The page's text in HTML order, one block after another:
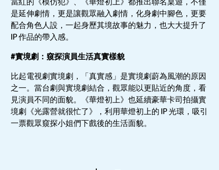
當紅的《模仿犯》、《華燈初上》都推出聯名桌遊，不僅
是延伸劇情，更是讓觀眾融入劇情，化身劇中腳色，更要
配合角色人設，一起身歷其境故事的魅力，也大大提升了
IP 作品的帶入感。
#實境劇：窺探演員生活真實樣貌
比起電視劇實境劇，「真實感」是實境劇蔚為風潮的原因
之一。當台劇與實境劇結合，觀眾能以更貼近的角度，看
見演員不同的面貌。《華燈初上》也延續豪華卡司拍攝實
境劇《光露營就很忙了》，利用華燈初上的 IP 光環，吸引
一票觀眾窺探小姐們下戲後的生活面貌。